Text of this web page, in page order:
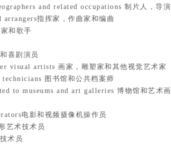
and related occupations 制片人，导
指挥家，作曲家和编曲
和歌手
喜剧演员
visual artists 画家，雕塑家和其他视觉艺术家
图书馆和公共档案师
to museums and art galleries 博物馆和艺术
电影和视频摄像机操作员
艺术技术员
术员